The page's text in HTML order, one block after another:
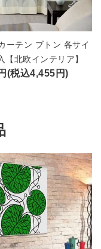
ーテン ブトン 各サイ
【北欧インテリア】
(税込4,455円)